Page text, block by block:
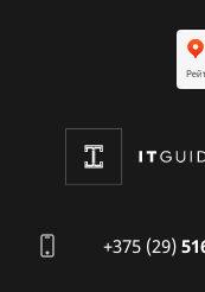
+375 (29)